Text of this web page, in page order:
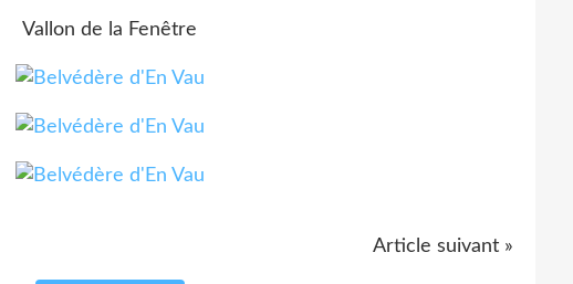
Vallon de la Fenêtre
Article suivant »